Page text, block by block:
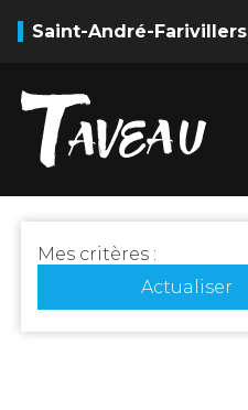
Saint-André-Farivillers
Mes critères :
Actualiser